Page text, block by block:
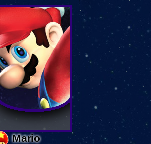
Mario